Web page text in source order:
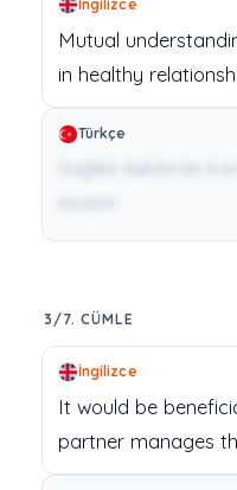
İngilizce
Mutual
in healthy
Türkçe
Sağlıklı ilişkilerde
3/7. CÜMLE
İngilizce
It would be
partner manages